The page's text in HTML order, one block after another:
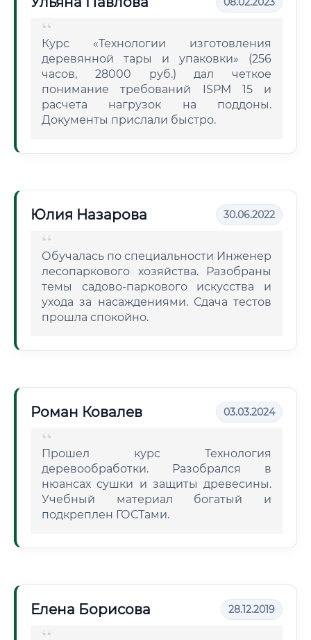
Курс «Технологии изготовления
деревянной тары и упаковки» (256
часов, 28000 руб.) дал четкое
понимание требований ISPM 15 и
расчета нагрузок на поддоны.
Документы прислали быстро.
Юлия Назарова 30.06.2022
Обучалась по специальности Инженер
лесопаркового хозяйства. Разобраны
темы садово-паркового искусства и
ухода за насаждениями. Сдача тестов
прошла спокойно.
Роман Ковалев 03.03.2024
Прошел курс Технология
деревообработки. Разобрался в
нюансах сушки и защиты древесины.
Учебный материал богатый и
подкреплен ГОСТами.
Елена Борисова 28.12.2019